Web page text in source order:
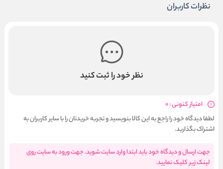
نظرات کاربران
نظر خود را ثبت کنید
امتیاز کنونی : 0
لطفا دیدگاه خود را راجع به این کالا بنویسید و تجربه خریدتان را با سایر کاربران به
اشتراک بگذارید.
جهت ارسال و دیدگاه خود باید ابتدا وارد سایت شوید. جهت ورود به سایت روی
لینک زیر کلیک نمایید.